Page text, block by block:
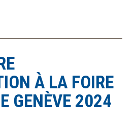
MEMBREÀ LA FOIRE
GENÈVE 2024